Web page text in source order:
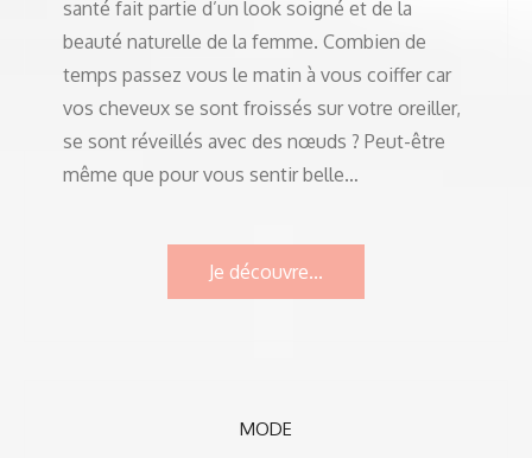
santé fait partie d’un look soigné et de la
beauté naturelle de la femme. Combien de
temps passez vous le matin à vous coiffer car
vos cheveux se sont froissés sur votre oreiller,
se sont réveillés avec des nœuds ? Peut-être
même que pour vous sentir belle…
Je découvre...
MODE